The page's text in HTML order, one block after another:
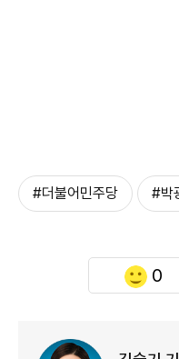
#더불어민주당 #박
0